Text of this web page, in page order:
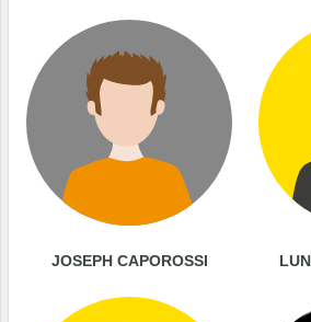
JOSEPH CAPOROSSI